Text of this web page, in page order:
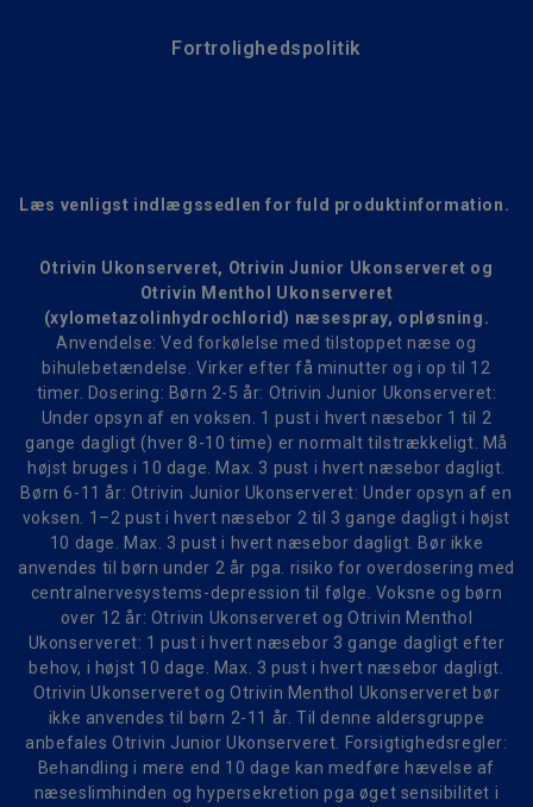
Fortrolighedspolitik
Læs venligst indlægssedlen for fuld produktinformation.
Otrivin Ukonserveret, Otrivin Junior Ukonserveret og
Otrivin Menthol Ukonserveret
(xylometazolinhydrochlorid) næsespray, opløsning.
Anvendelse: Ved forkølelse med tilstoppet næse og
bihulebetændelse. Virker efter få minutter og i op til 12
timer. Dosering: Børn 2-5 år: Otrivin Junior Ukonserveret:
Under opsyn af en voksen. 1 pust i hvert næsebor 1 til 2
gange dagligt (hver 8-10 time) er normalt tilstrækkeligt. Må
højst bruges i 10 dage. Max. 3 pust i hvert næsebor dagligt.
Børn 6-11 år: Otrivin Junior Ukonserveret: Under opsyn af en
voksen. 1–2 pust i hvert næsebor 2 til 3 gange dagligt i højst
10 dage. Max. 3 pust i hvert næsebor dagligt. Bør ikke
anvendes til børn under 2 år pga. risiko for overdosering med
centralnervesystems-depression til følge. Voksne og børn
over 12 år: Otrivin Ukonserveret og Otrivin Menthol
Ukonserveret: 1 pust i hvert næsebor 3 gange dagligt efter
behov, i højst 10 dage. Max. 3 pust i hvert næsebor dagligt.
Otrivin Ukonserveret og Otrivin Menthol Ukonserveret bør
ikke anvendes til børn 2-11 år. Til denne aldersgruppe
anbefales Otrivin Junior Ukonserveret. Forsigtighedsregler:
Behandling i mere end 10 dage kan medføre hævelse af
næseslimhinden og hypersekretion pga øget sensibilitet i